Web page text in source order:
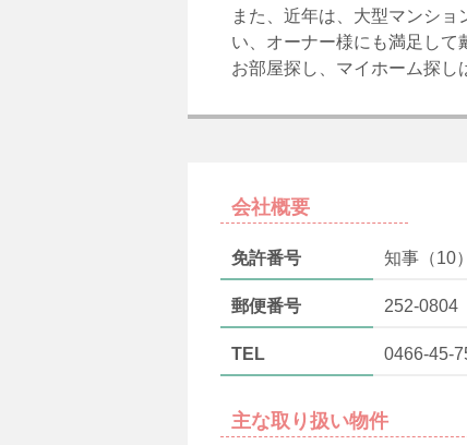
また、近年は、大型マンシ
い、オーナー様にも満足して
お部屋探し、マイホーム探し
会社概要
免許番号 知事（10
郵便番号 252-0804
TEL 0466-45-
主な取り扱い物件